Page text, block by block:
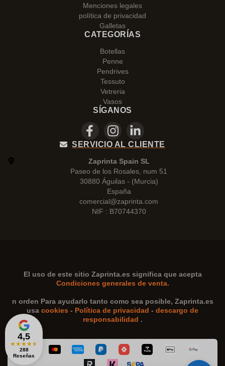
4,5
★★★★★
288
Reseñas
Menciones legales
política de privacidad
Galletas
CATEGORÍAS
Botellas
Penne
Pendrives
Tessuto
Vetreria
Vasos
SÍGANOS
SERVICIO AL CLIENTE
Zaprinta Spain SL
Paseo de los Rosales, num 51
30880 Águilas - (Murcia)
España
comercial@zaprinta.com
NIF : B70744370
El uso de este sitio Zaprinta.es significa que acepta
Condiciones generales de venta.
n orden Para ayudarlo tanto como sea posible, Zaprinta.es
usa cookies - Política de privacidad - descargo de
responsabilidad .